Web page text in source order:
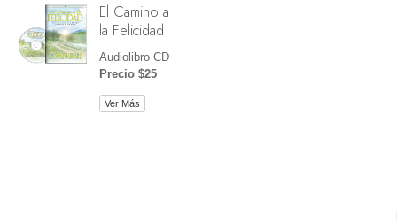
El Camino a
la Felicidad
Audiolibro CD
Precio $25
Ver Más